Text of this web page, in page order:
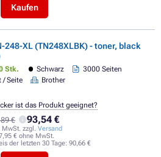
Kaufen
248-XL (TN248XLBK) - toner, black
Stk. Schwarz
3000 Seiten
/ Seite
Brother
€ 93,54 €
MwSt. zzgl. Versand
€ ohne MwSt.
der letzten 30 Tage: 90,66 €
ist das Produkt geeignet?